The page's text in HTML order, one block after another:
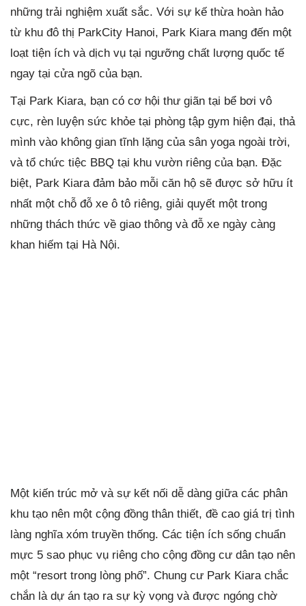
những trải nghiệm xuất sắc. Với sự kế thừa hoàn hảo
từ khu đô thị ParkCity Hanoi, Park Kiara mang đến một
loạt tiện ích và dịch vụ tại ngưỡng chất lượng quốc tế
ngay tại cửa ngõ của bạn.
Tại Park Kiara, bạn có cơ hội thư giãn tại bể bơi vô
cực, rèn luyện sức khỏe tại phòng tập gym hiện đại, thả
mình vào không gian tĩnh lặng của sân yoga ngoài trời,
và tổ chức tiệc BBQ tại khu vườn riêng của bạn. Đặc
biệt, Park Kiara đảm bảo mỗi căn hộ sẽ được sở hữu ít
nhất một chỗ đỗ xe ô tô riêng, giải quyết một trong
những thách thức về giao thông và đỗ xe ngày càng
khan hiếm tại Hà Nội.
Một kiến trúc mở và sự kết nối dễ dàng giữa các phân
khu tạo nên một cộng đồng thân thiết, đề cao giá trị tình
làng nghĩa xóm truyền thống. Các tiện ích sống chuẩn
mực 5 sao phục vụ riêng cho cộng đồng cư dân tạo nên
một “resort trong lòng phố”. Chung cư Park Kiara chắc
chắn là dự án tạo ra sự kỳ vọng và được ngóng chờ